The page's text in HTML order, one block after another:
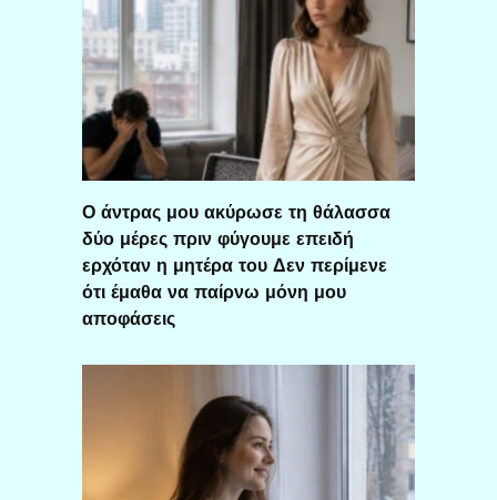
Ο άντρας μου ακύρωσε τη θάλασσα
δύο μέρες πριν φύγουμε επειδή
ερχόταν η μητέρα του Δεν περίμενε
ότι έμαθα να παίρνω μόνη μου
αποφάσεις